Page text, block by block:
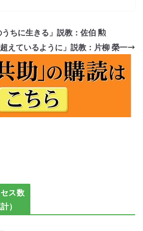
うちに生きる」説教：佐伯 勲
超えているように」説教：片柳 榮一
ス数
）